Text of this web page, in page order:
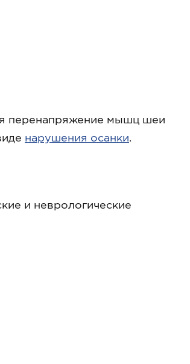
перенапряжение мышц шеи
нарушения осанки.
и неврологические